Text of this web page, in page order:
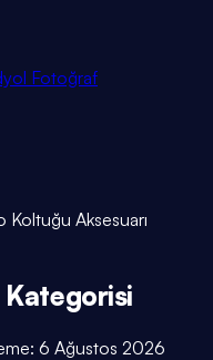
Fotoğraf
Koltuğu Aksesuarı
Kategorisi
6 Ağustos 2026